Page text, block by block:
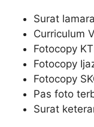
Surat
Curriculum
Fotocopy
Fotocopy
Fotocopy
Pas foto
Surat